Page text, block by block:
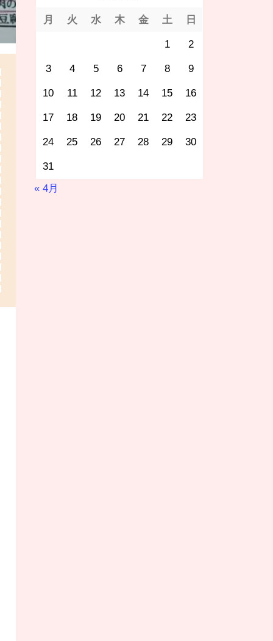
つけ焼き
うす揚げ煮物
ナのピリ辛和え
タぽんソテー
鶏肉の甘辛煮
のお浸し
豚肉の煮物
のニンニク風味炒め
月 火 水 木 金 土 日
1 2
3 4 5 6 7 8 9
10 11 12 13 14 15 16
17 18 19 20 21 22 23
24 25 26 27 28 29 30
31
« 4月